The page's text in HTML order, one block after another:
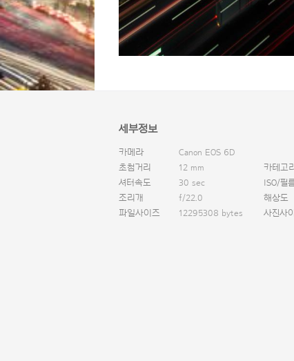
세부정보
카메라
Canon EOS 6D
초첨거리
12 mm 카테고
셔터속도
30 sec ISO/필
조리개
f/22.0 해상도
파일사이즈
12295308 bytes 사진사